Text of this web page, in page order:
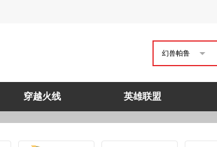
幻兽帕鲁
穿越火线 英雄联盟